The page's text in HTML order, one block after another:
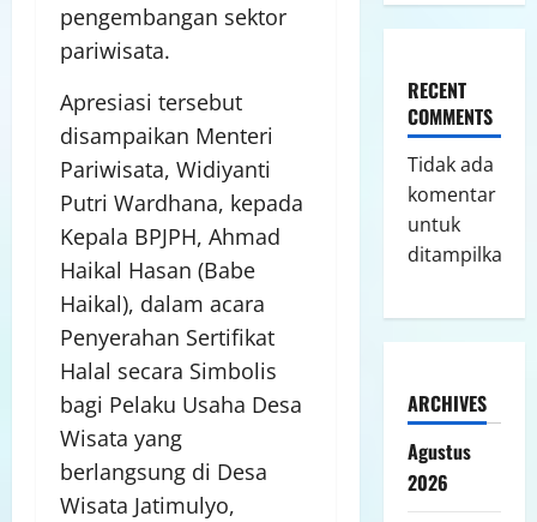
pengembangan sektor
pariwisata.
Apresiasi tersebut
disampaikan Menteri
Pariwisata, Widiyanti
Putri Wardhana, kepada
Kepala BPJPH, Ahmad
Haikal Hasan (Babe
Haikal), dalam acara
Penyerahan Sertifikat
Halal secara Simbolis
bagi Pelaku Usaha Desa
Wisata yang
berlangsung di Desa
Wisata Jatimulyo,
RECENT
COMMENTS
Tidak ada
komentar
untuk
ditampilkan.
ARCHIVES
Agustus
2026